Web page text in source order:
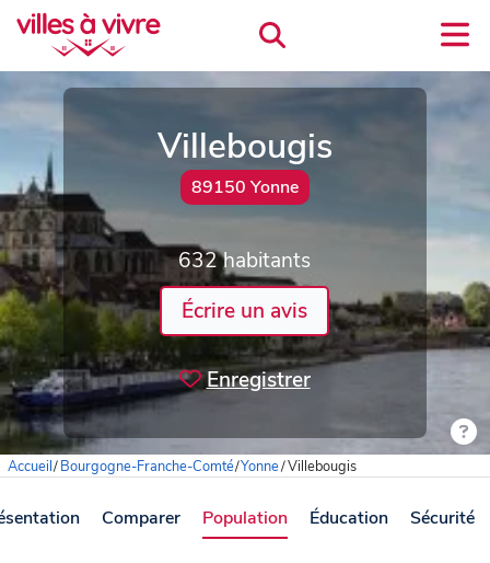
Villebougis
89150 Yonne
632 habitants
Écrire un avis
Enregistrer
Accueil/Bourgogne-Franche-Comté/Yonne/Villebougis
Comparer Population Éducation Sécurité